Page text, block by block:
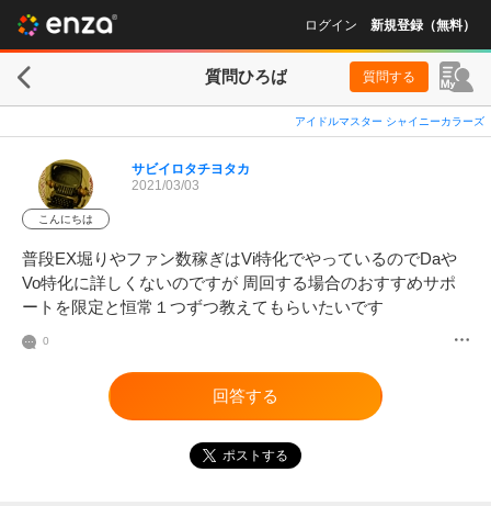
ログイン 新規登録（無料）
質問ひろば 質問する
アイドルマスター シャイニーカラーズ
こんにちは
サビイロタチヨタカ
2021/03/03
普段EX堀りやファン数稼ぎはVi特化でやっているのでDaや
Vo特化に詳しくないのですが 周回する場合のおすすめサポ
ートを限定と恒常１つずつ教えてもらいたいです
0
回答する
ポストする